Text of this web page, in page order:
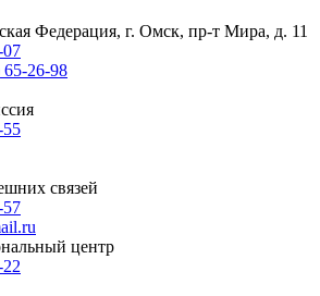
Федерация, г. Омск, пр-т Мира, д. 11
07
26-98
55
связей
57
центр